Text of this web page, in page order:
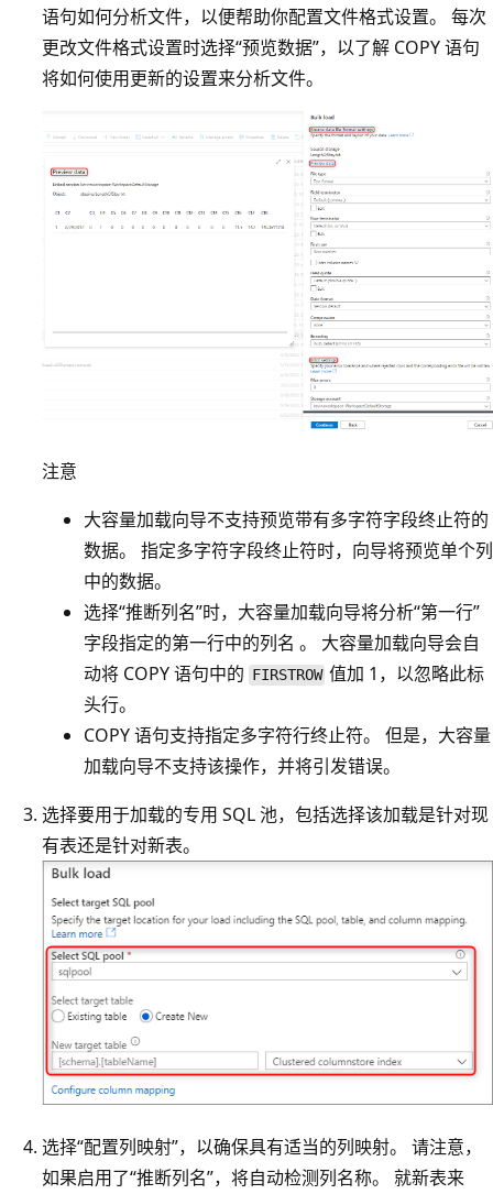
语句如何分析文件，以便帮助你配置文件格式设置。 每次
更改文件格式设置时选择“预览数据”，以了解 COPY 语句
将如何使用更新的设置来分析文件。
注意
大容量加载向导不支持预览带有多字符字段终止符的
数据。 指定多字符字段终止符时，向导将预览单个列
中的数据。
选择“推断列名”时，大容量加载向导将分析“第一行”
字段指定的第一行中的列名 。 大容量加载向导会自
动将 COPY 语句中的 FIRSTROW 值加 1，以忽略此标
头行。
COPY 语句支持指定多字符行终止符。 但是，大容量
加载向导不支持该操作，并将引发错误。
选择要用于加载的专用 SQL 池，包括选择该加载是针对现
有表还是针对新表。
选择“配置列映射”，以确保具有适当的列映射。 请注意，
如果启用了“推断列名”，将自动检测列名称。 就新表来